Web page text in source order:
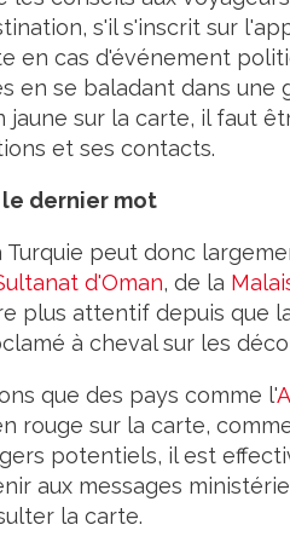
s'il s'inscrit sur
en cas d'événement
en se baladant dans une
sur la carte, il faut
et ses contacts.
dernier mot
Turquie peut donc
d'Oman, de la
plus attentif depuis que
à cheval sur les
que des pays comme l'
rouge sur la carte,
potentiels, il est
aux messages
la carte.